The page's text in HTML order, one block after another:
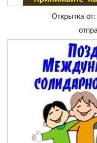
Открытка от: